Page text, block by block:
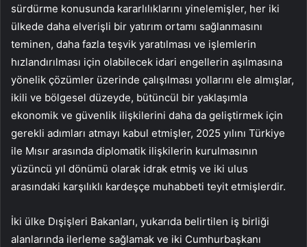
sürdürme konusunda kararlılıklarını yinelemişler, her iki
ülkede daha elverişli bir yatırım ortamı sağlanmasını
teminen, daha fazla teşvik yaratılması ve işlemlerin
hızlandırılması için olabilecek idari engellerin aşılmasına
yönelik çözümler üzerinde çalışılması yollarını ele almışlar,
ikili ve bölgesel düzeyde, bütüncül bir yaklaşımla
ekonomik ve güvenlik ilişkilerini daha da geliştirmek için
gerekli adımları atmayı kabul etmişler, 2025 yılını Türkiye
ile Mısır arasında diplomatik ilişkilerin kurulmasının
yüzüncü yıl dönümü olarak idrak etmiş ve iki ulus
arasındaki karşılıklı kardeşçe muhabbeti teyit etmişlerdir.
İki ülke Dışişleri Bakanları, yukarıda belirtilen iş birliği
alanlarında ilerleme sağlamak ve iki Cumhurbaşkanı